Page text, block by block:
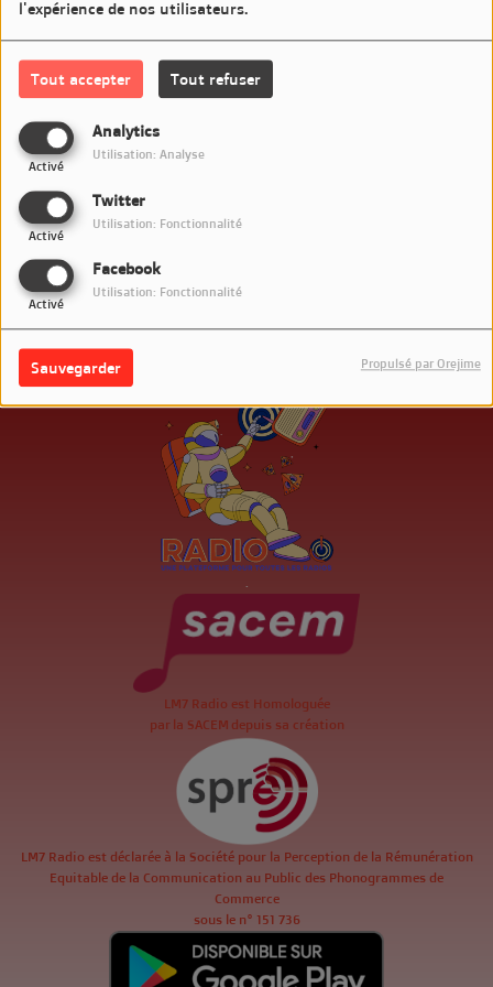
l'expérience de nos utilisateurs.
Tout accepter Tout refuser
Analytics
Activé
Utilisation: Analyse
Twitter
Activé
Utilisation: Fonctionnalité
Facebook
Activé
Utilisation: Fonctionnalité
Sauvegarder Propulsé par Orejime
Commentaires(0)
SE CONNECTER
.
LM7 Radio est Homologuée
par la SACEM depuis sa création
LM7 Radio est déclarée à la Société pour la Perception de la Rémunération
Equitable de la Communication au Public des Phonogrammes de
Commerce
sous le n° 151 736